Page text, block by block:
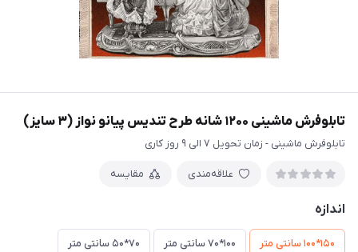
تابلوفرش ماشینی 1200 شانه طرح تندیس پیانو نواز (3 سایز)
تابلوفرش ماشینی - زمان تحویل 7 الی 9 روز کاری
علاقه‌مندی مقایسه
اندازه
150*100 سانتی متر 100*70 سانتی متر 70*50 سانتی متر